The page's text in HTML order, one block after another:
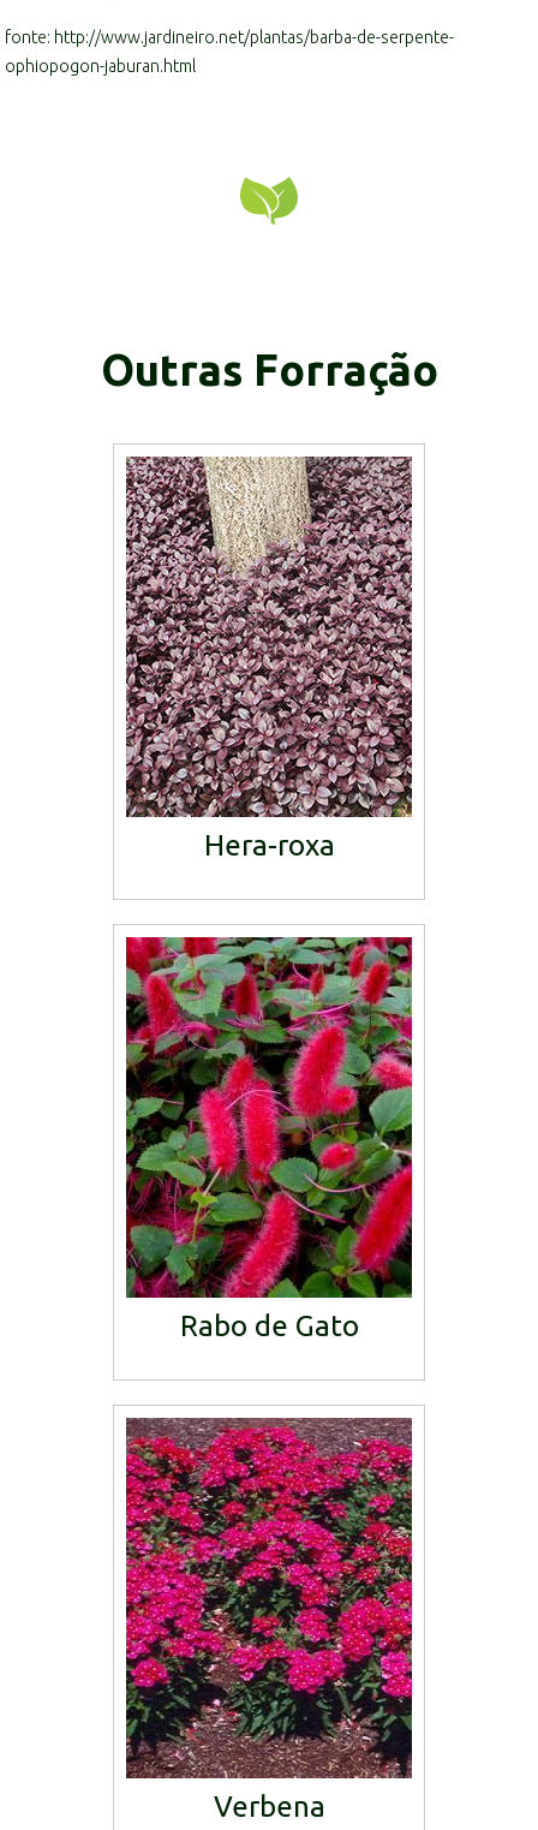
fonte: http://www.jardineiro.net/plantas/barba-de-serpente-
ophiopogon-jaburan.html
Outras Forração
Hera-roxa
Rabo de Gato
Verbena